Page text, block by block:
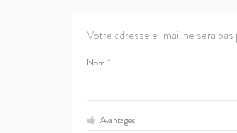
Votre adresse e-mail ne sera pas
Nom *
Avantages